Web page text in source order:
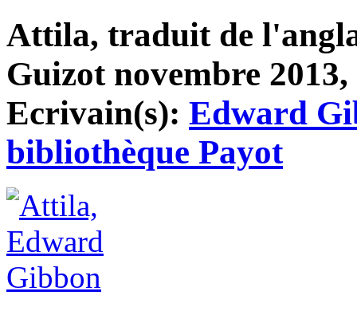
Attila, traduit de
Guizot novembre 2013,
Ecrivain(s): Edward
bibliothèque Payot